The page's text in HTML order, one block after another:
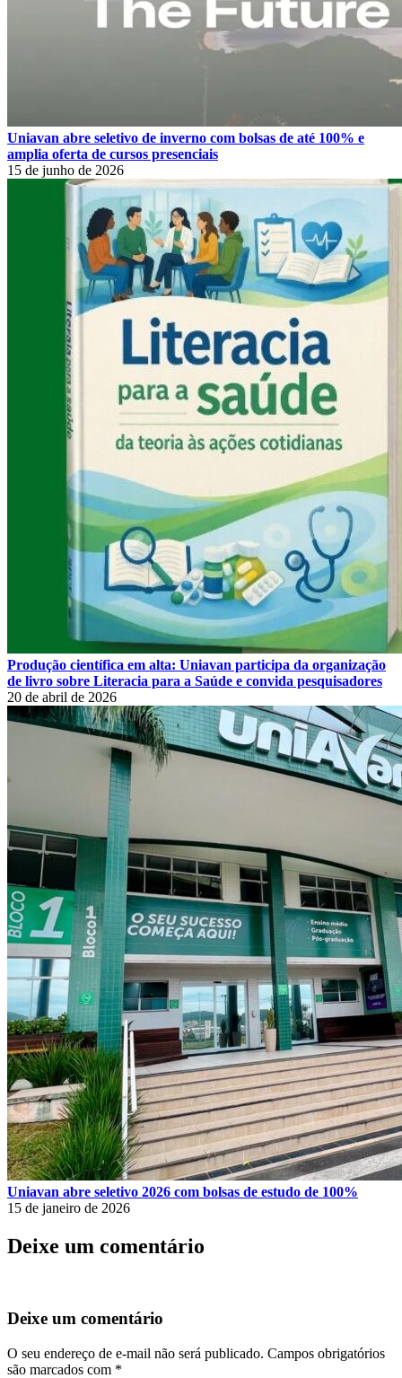
Uniavan abre seletivo de inverno com bolsas de até 100% e
amplia oferta de cursos presenciais
15 de junho de 2026
Produção científica em alta: Uniavan participa da organização
de livro sobre Literacia para a Saúde e convida pesquisadores
20 de abril de 2026
Uniavan abre seletivo 2026 com bolsas de estudo de 100%
15 de janeiro de 2026
Deixe um comentário
Deixe um comentário
O seu endereço de e-mail não será publicado. Campos obrigatórios
são marcados com *